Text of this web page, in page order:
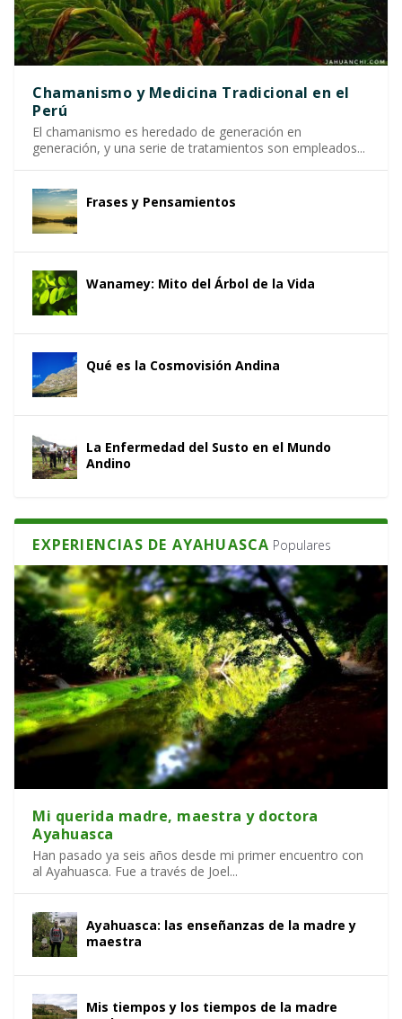
Chamanismo y Medicina Tradicional en el
Perú
El chamanismo es heredado de generación en
generación, y una serie de tratamientos son empleados...
Frases y Pensamientos
Wanamey: Mito del Árbol de la Vida
Qué es la Cosmovisión Andina
La Enfermedad del Susto en el Mundo
Andino
EXPERIENCIAS DE AYAHUASCA Populares
Mi querida madre, maestra y doctora
Ayahuasca
Han pasado ya seis años desde mi primer encuentro con
al Ayahuasca. Fue a través de Joel...
Ayahuasca: las enseñanzas de la madre y
maestra
Mis tiempos y los tiempos de la madre